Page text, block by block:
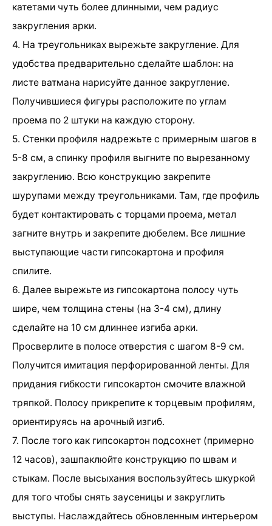
катетами чуть более длинными, чем радиус
закругления арки.
4. На треугольниках вырежьте закругление. Для
удобства предварительно сделайте шаблон: на
листе ватмана нарисуйте данное закругление.
Получившиеся фигуры расположите по углам
проема по 2 штуки на каждую сторону.
5. Стенки профиля надрежьте с примерным шагов в
5-8 см, а спинку профиля выгните по вырезанному
закруглению. Всю конструкцию закрепите
шурупами между треугольниками. Там, где профиль
будет контактировать с торцами проема, метал
загните внутрь и закрепите дюбелем. Все лишние
выступающие части гипсокартона и профиля
спилите.
6. Далее вырежьте из гипсокартона полосу чуть
шире, чем толщина стены (на 3-4 см), длину
сделайте на 10 см длиннее изгиба арки.
Просверлите в полосе отверстия с шагом 8-9 см.
Получится имитация перфорированной ленты. Для
придания гибкости гипсокартон смочите влажной
тряпкой. Полосу прикрепите к торцевым профилям,
ориентируясь на арочный изгиб.
7. После того как гипсокартон подсохнет (примерно
12 часов), зашпаклюйте конструкцию по швам и
стыкам. После высыхания воспользуйтесь шкуркой
для того чтобы снять заусеницы и закруглить
выступы. Наслаждайтесь обновленным интерьером